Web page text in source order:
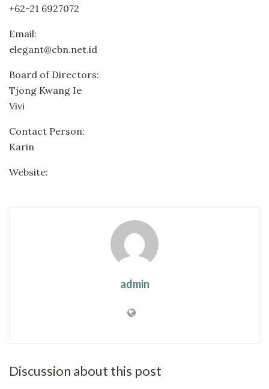
+62-21 6927072
Email:
elegant@cbn.net.id
Board of Directors:
Tjong Kwang Ie
Vivi
Contact Person:
Karin
Website:
admin
Discussion about this post